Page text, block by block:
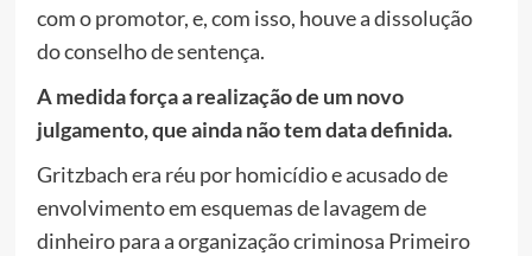
com o promotor, e, com isso, houve a dissolução
do conselho de sentença.
A medida força a realização de um novo
julgamento, que ainda não tem data definida.
Gritzbach era réu por homicídio e acusado de
envolvimento em esquemas de lavagem de
dinheiro para a organização criminosa Primeiro